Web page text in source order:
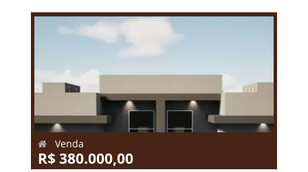
Venda
R$ 380.000,00